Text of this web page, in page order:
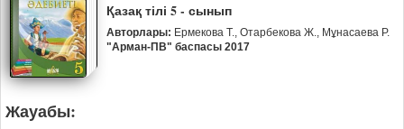
Қазақ тілі 5 - сынып
Авторлары: Ермекова Т., Отарбекова Ж., Мұнасаева Р.
"Арман-ПВ" баспасы 2017
Жауабы: